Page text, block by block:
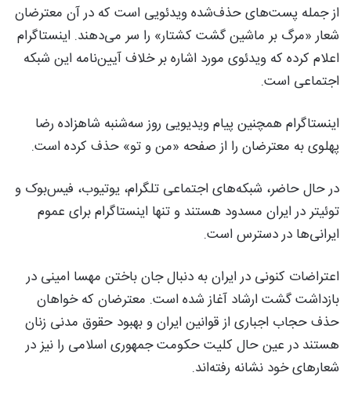
از جمله پست‌های حذف‌شده ویدئویی است که در آن معترضان
شعار «مرگ بر ماشین گشت کشتار» را سر می‌دهند. اینستاگرام
اعلام کرده که ویدئوی مورد اشاره بر خلاف آیین‌نامه این شبکه
اجتماعی است.
اینستاگرام همچنین پیام ویدیویی روز سه‌شنبه شاهزاده رضا
پهلوی به معترضان را از صفحه «من و تو» حذف کرده است.
در حال حاضر، شبکه‌های اجتماعی تلگرام، یوتیوب، فیس‌بوک و
توئیتر در ایران مسدود هستند و تنها اینستاگرام برای عموم
ایرانی‌ها در دسترس است.
اعتراضات کنونی در ایران به دنبال جان باختن مهسا امینی در
بازداشت گشت ارشاد آغاز شده است. معترضان که خواهان
حذف حجاب اجباری از قوانین ایران و بهبود حقوق مدنی زنان
هستند در عین حال کلیت حکومت جمهوری اسلامی را نیز در
شعارهای خود نشانه رفته‌اند.